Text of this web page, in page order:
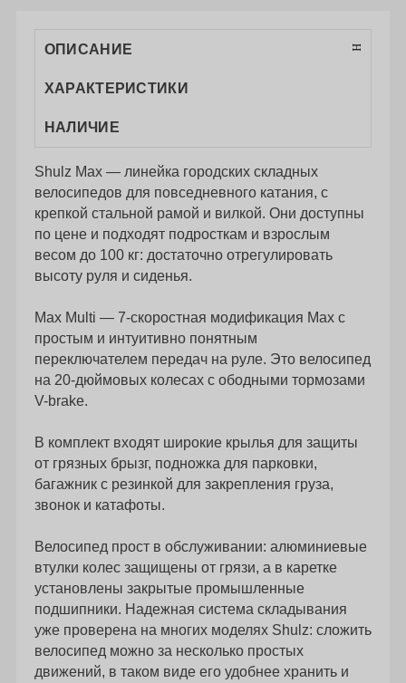
ОПИСАНИЕ
ХАРАКТЕРИСТИКИ
НАЛИЧИЕ
Shulz Max — линейка городских складных
велосипедов для повседневного катания, с
крепкой стальной рамой и вилкой. Они доступны
по цене и подходят подросткам и взрослым
весом до 100 кг: достаточно отрегулировать
высоту руля и сиденья.
Max Multi — 7-скоростная модификация Max с
простым и интуитивно понятным
переключателем передач на руле. Это велосипед
на 20-дюймовых колесах с ободными тормозами
V-brake.
В комплект входят широкие крылья для защиты
от грязных брызг, подножка для парковки,
багажник с резинкой для закрепления груза,
звонок и катафоты.
Велосипед прост в обслуживании: алюминиевые
втулки колес защищены от грязи, а в каретке
установлены закрытые промышленные
подшипники. Надежная система складывания
уже проверена на многих моделях Shulz: сложить
велосипед можно за несколько простых
движений, в таком виде его удобнее хранить и